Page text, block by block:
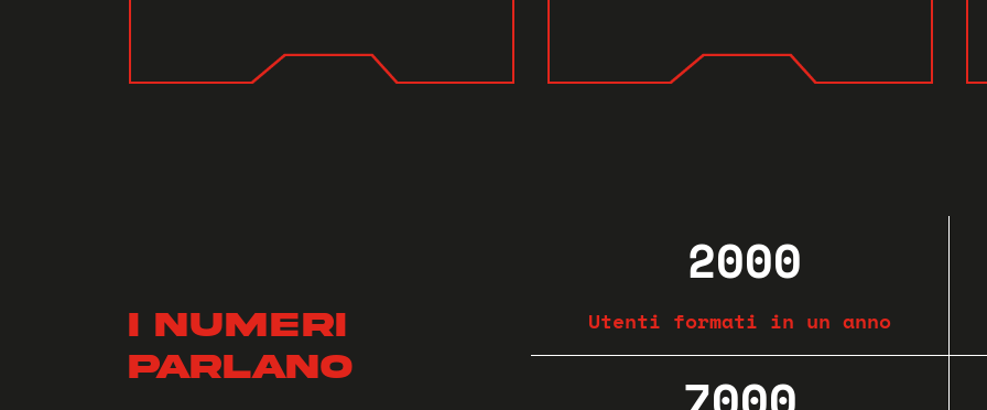
I numeri
parlano
2000
Utenti formati in un anno